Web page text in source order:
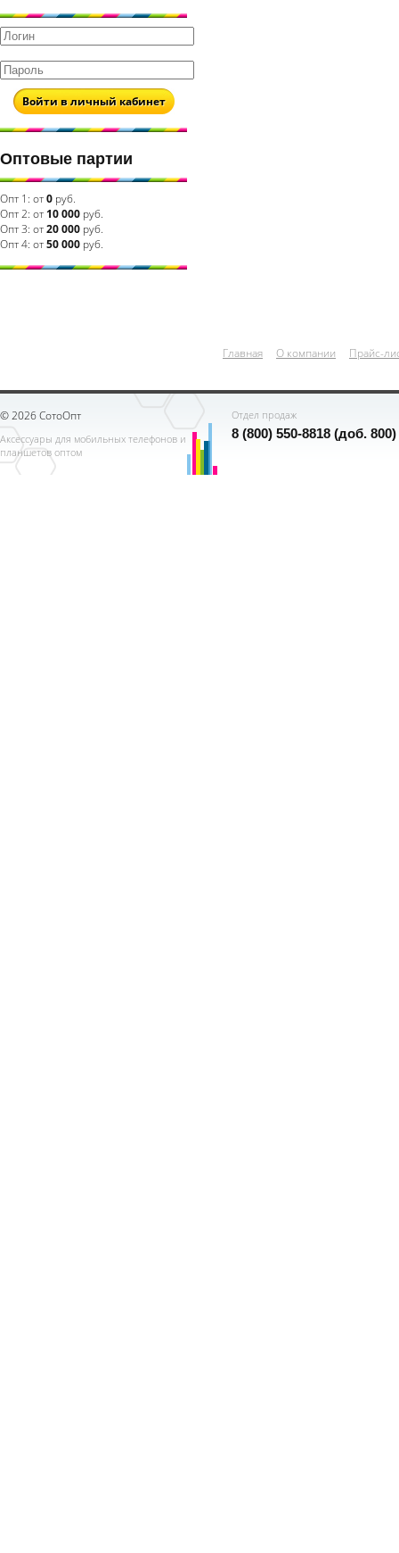
Войти в личный кабинет
Оптовые партии
Опт 1: от0 руб.
Опт 2: от 10 000 руб.
Опт 3: от20 000 руб.
Опт 4: от50 000 руб.
Главная О компании Прайс-
© 2026 СотоОпт
Аксессуары для мобильных телефонов и
планшетов оптом
Отдел продаж
8 (800) 550-8818 (доб. 800)